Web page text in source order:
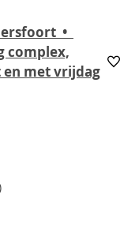
•
complex,
en met vrijdag